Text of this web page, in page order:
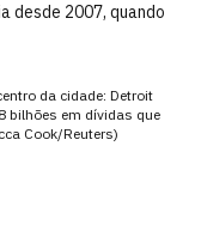
desde 2007, quando
da cidade: Detroit
bilhões em dívidas que
Cook/Reuters)